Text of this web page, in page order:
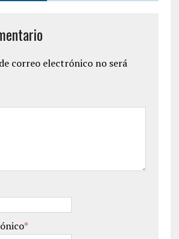
correo electrónico no será
*